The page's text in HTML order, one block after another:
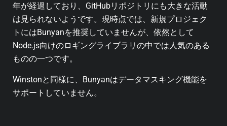
年が経過しており、GitHubリポジトリにも大きな活動
は見られないようです。現時点では、新規プロジェク
トにはBunyanを推奨していませんが、依然として
Node.js向けのロギングライブラリの中では人気のある
ものの一つです。
Winstonと同様に、Bunyanはデータマスキング機能を
サポートしていません。